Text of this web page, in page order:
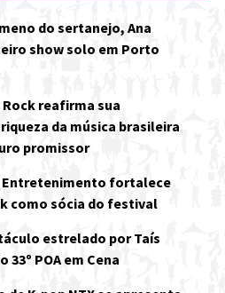
do sertanejo, Ana
show solo em Porto
reafirma sua
da música brasileira
promissor
Entretenimento fortalece
como sócia do festival
estrelado por Taís
POA em Cena